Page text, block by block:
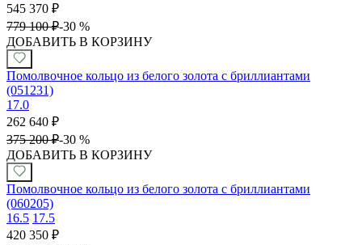
545 370 ₽
779 100 ₽-30 %
ДОБАВИТЬ В КОРЗИНУ
Помолвочное кольцо из белого золота с бриллиантами
(051231)
17.0
262 640 ₽
375 200 ₽-30 %
ДОБАВИТЬ В КОРЗИНУ
Помолвочное кольцо из белого золота с бриллиантами
(060205)
16.5 17.5
420 350 ₽